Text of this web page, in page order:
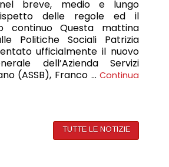
nel breve, medio e lungo
delle regole ed il
continuo Questa mattina
Politiche Sociali Patrizia
ufficialmente il nuovo
dell’Azienda Servizi
(ASSB), Franco …Continua
TUTTE LE NOTIZIE